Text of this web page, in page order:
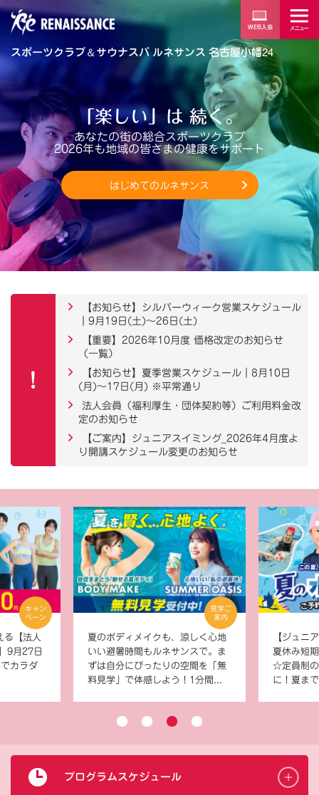
スポーツクラブ＆サウナスパ ルネサンス 名古屋小幡24
「楽しい」は 続く。
あなたの街の総合スポーツクラブ
2026年も地域の皆さまの健康をサポート
はじめてのルネサンス
【お知らせ】シルバーウィーク営業スケジュール
｜9月19日(土)～26日(土)
【重要】2026年10月度 価格改定のお知らせ
（一覧）
【お知らせ】夏季営業スケジュール｜8月10日
(月)～17日(月) ※平常通り
法人会員（福利厚生・団体契約等）ご利用料金改
定のお知らせ
【ご案内】ジュニアスイミング_2026年4月度よ
り開講スケジュール変更のお知らせ
キャン
ペーン
る【法人
9月27日
カラダ
見学ご
案内
夏のボディメイクも、涼しく心地
いい避暑時間もルネサンスで。ま
ずは自分にぴったりの空間を「無
料見学」で体感しよう！1分間...
【ジュニ
夏休み短
☆定員制の
に！夏ま
プログラムスケジュール